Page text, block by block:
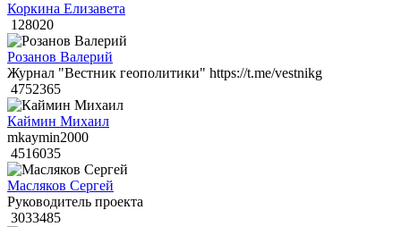
Коркина Елизавета
128020
Розанов Валерий
Журнал "Вестник геополитики" https://t.me/vestnikg
4752365
Каймин Михаил
mkaymin2000
4516035
Масляков Сергей
Руководитель проекта
3033485